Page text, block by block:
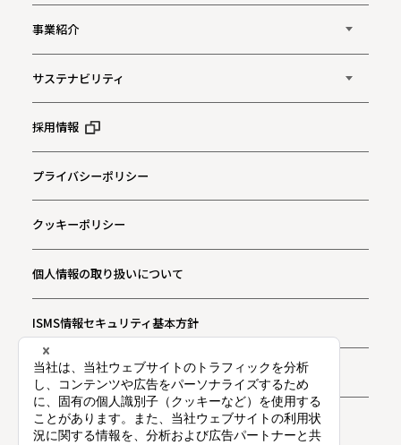
事業紹介
サステナビリティ
採用情報
プライバシーポリシー
クッキーポリシー
個人情報の取り扱いについて
ISMS情報セキュリティ基本方針
お問い合わせ
プライバシー通知